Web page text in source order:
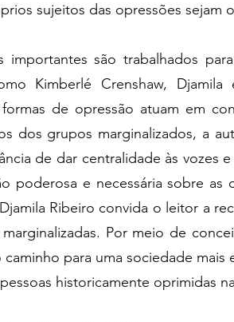
sujeitos das opressões sejam
são trabalhados
Kimberlé Crenshaw,
de opressão atuam em
dos grupos marginalizados, a
de dar centralidade às vozes
poderosa e necessária sobre
Ribeiro convida o leitor a
Por meio de
para uma sociedade
historicamente oprimidas